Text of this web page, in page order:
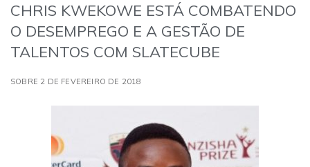
CHRIS KWEKOWE ESTÁ COMBATENDO
O DESEMPREGO E A GESTÃO DE
TALENTOS COM SLATECUBE
SOBRE 2 DE FEVEREIRO DE 2018